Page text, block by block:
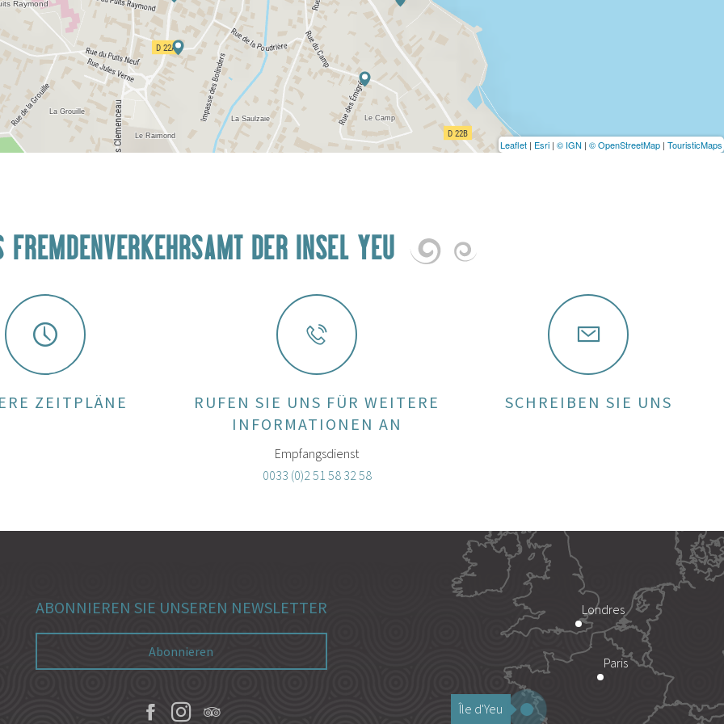
Leaflet | Esri | © IGN | © OpenStreetMap | TouristicMaps
FREMDENVERKEHRSAMT DER INSEL YEU
ZEITPLÄNE
RUFEN SIE UNS FÜR WEITERE
INFORMATIONEN AN
Empfangsdienst
0033 (0)2 51 58 32 58
SCHREIBEN SIE UNS
ABONNIEREN SIE UNSEREN NEWSLETTER
Abonnieren
Londres
Paris
Île d'Yeu